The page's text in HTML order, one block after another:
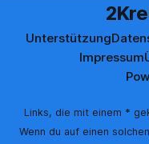
Unterstützung
Impressum
Links, die mit einem *
Wenn du auf einen